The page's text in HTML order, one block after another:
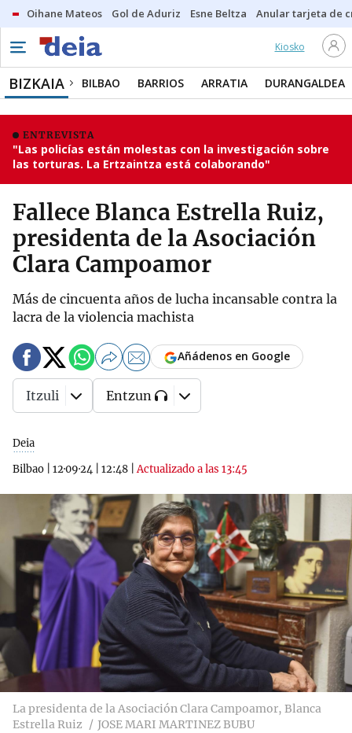
Oihane Mateos Gol de Aduriz Esne Beltza Anular tarjeta de
Kiosko
BIZKAIA BILBAO BARRIOS ARRATIA DURANGALDEA
ENTREVISTA
"Las policías están molestas con la investigación sobre
las torturas. La Ertzaintza está colaborando"
Fallece Blanca Estrella Ruiz,
presidenta de la Asociación
Clara Campoamor
Más de cincuenta años de lucha incansable contra la
lacra de la violencia machista
Deia
Bilbao
12·09·24 12:48 |Actualizado a las 13:45
Añádenos en Google
Itzuli Entzun
La presidenta de la Asociación Clara Campoamor, Blanca
Estrella Ruiz
JOSE MARI MARTINEZ BUBU